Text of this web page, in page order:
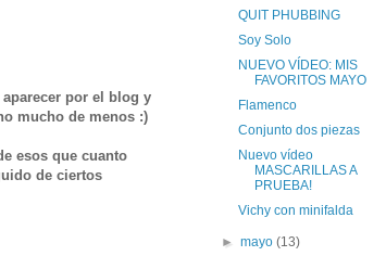
por el blog y
mucho de menos :)
esos que cuanto
de ciertos
QUIT PHUBBING
Soy Solo
NUEVO VÍDEO: MIS
FAVORITOS MAYO
Flamenco
Conjunto dos piezas
Nuevo vídeo
MASCARILLAS A
PRUEBA!
Vichy con minifalda
►mayo(13)